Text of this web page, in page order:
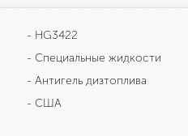
- HG3422
- Специальные жидкости
- Антигель дизтоплива
- США